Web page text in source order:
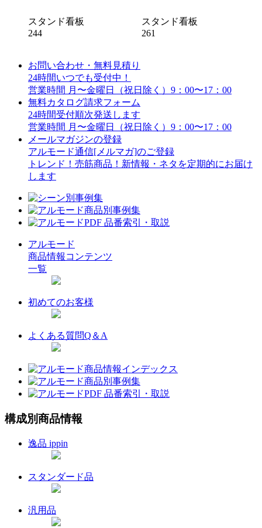
スタンド看板
244
スタンド看板
261
お問い合わせ・無料見積り
24時間いつでも受付中！
営業時間 月〜金曜日（祝日除く）9：00〜17：00
無料カタログ請求フォーム
24時間受付順次発送します
営業時間 月〜金曜日（祝日除く）9：00〜17：00
メールマガジンの登録
アルモード通信[メルマガ]のご登録
トレンド！売筋商品！新情報・ネタを定期的にお届け
します
アルモード
商品情報コンテンツ
一覧
初めてのお客様
よくある質問Q＆A
構成別商品情報
逸品 ippin
スタンダード品
汎用品